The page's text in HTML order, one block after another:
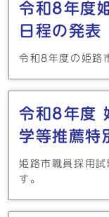
令和8年度
日程の発表
令和8年度の姫路
令和8年度
学等推薦特
姫路市職員採用
す。